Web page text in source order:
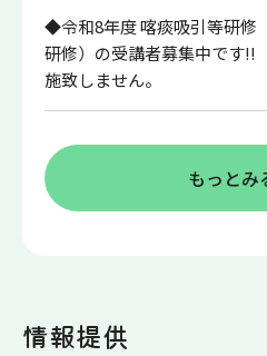
◆令和8年度 喀痰吸引等研修
研修）の受講者募集中です
施致しません。
もっとみ
情報提供